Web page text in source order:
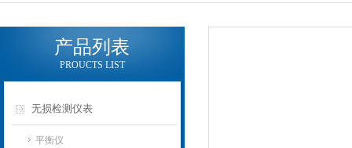
产品列表
PROUCTS LIST
无损检测仪表
平衡仪